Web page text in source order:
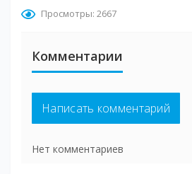
Просмотры: 2667
Комментарии
Написать комментарий
Нет комментариев